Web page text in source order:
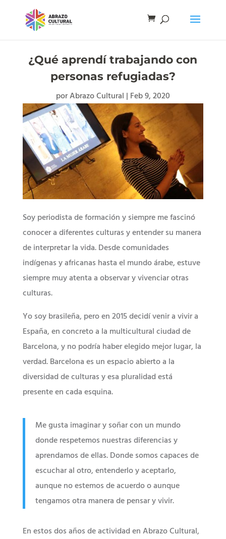
¿Qué aprendí trabajando con
personas refugiadas?
porAbrazo Cultural | Feb 9, 2020
Soy periodista de formación y siempre me fascinó
conocer a diferentes culturas y entender su manera
de interpretar la vida. Desde comunidades
indígenas y africanas hasta el mundo árabe, estuve
siempre muy atenta a observar y vivenciar otras
culturas.
Yo soy brasileña, pero en 2015 decidí venir a vivir a
España, en concreto a la multicultural ciudad de
Barcelona, y no podría haber elegido mejor lugar, la
verdad. Barcelona es un espacio abierto a la
diversidad de culturas y esa pluralidad está
presente en cada esquina.
Me gusta imaginar y soñar con un mundo
donde respetemos nuestras diferencias y
aprendamos de ellas. Donde somos capaces de
escuchar al otro, entenderlo y aceptarlo,
aunque no estemos de acuerdo o aunque
tengamos otra manera de pensar y vivir.
En estos dos años de actividad en Abrazo Cultural,